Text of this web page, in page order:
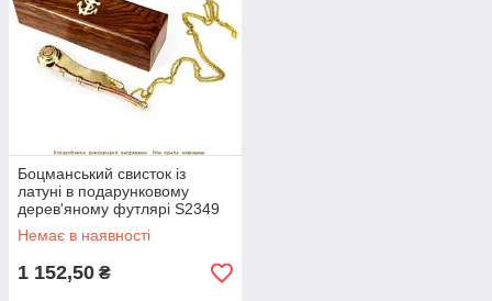
Боцманський свисток із
латуні в подарунковому
дерев'яному футлярі S2349
Немає в наявності
1 152,50 ₴